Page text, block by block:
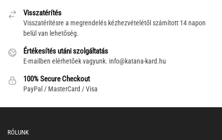
Visszatérítés
Visszatérítésre a megrendelés kézhezvételétől számított 14 napon
belül van lehetőség.
Értékesítés utáni szolgáltatás
E-mailben elérhetőek vagyunk. info@katana-kard.hu
100% Secure Checkout
PayPal / MasterCard / Visa
RÓLUNK